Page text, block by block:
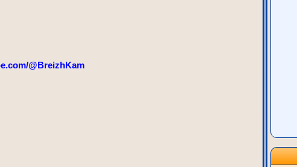
@BreizhKam